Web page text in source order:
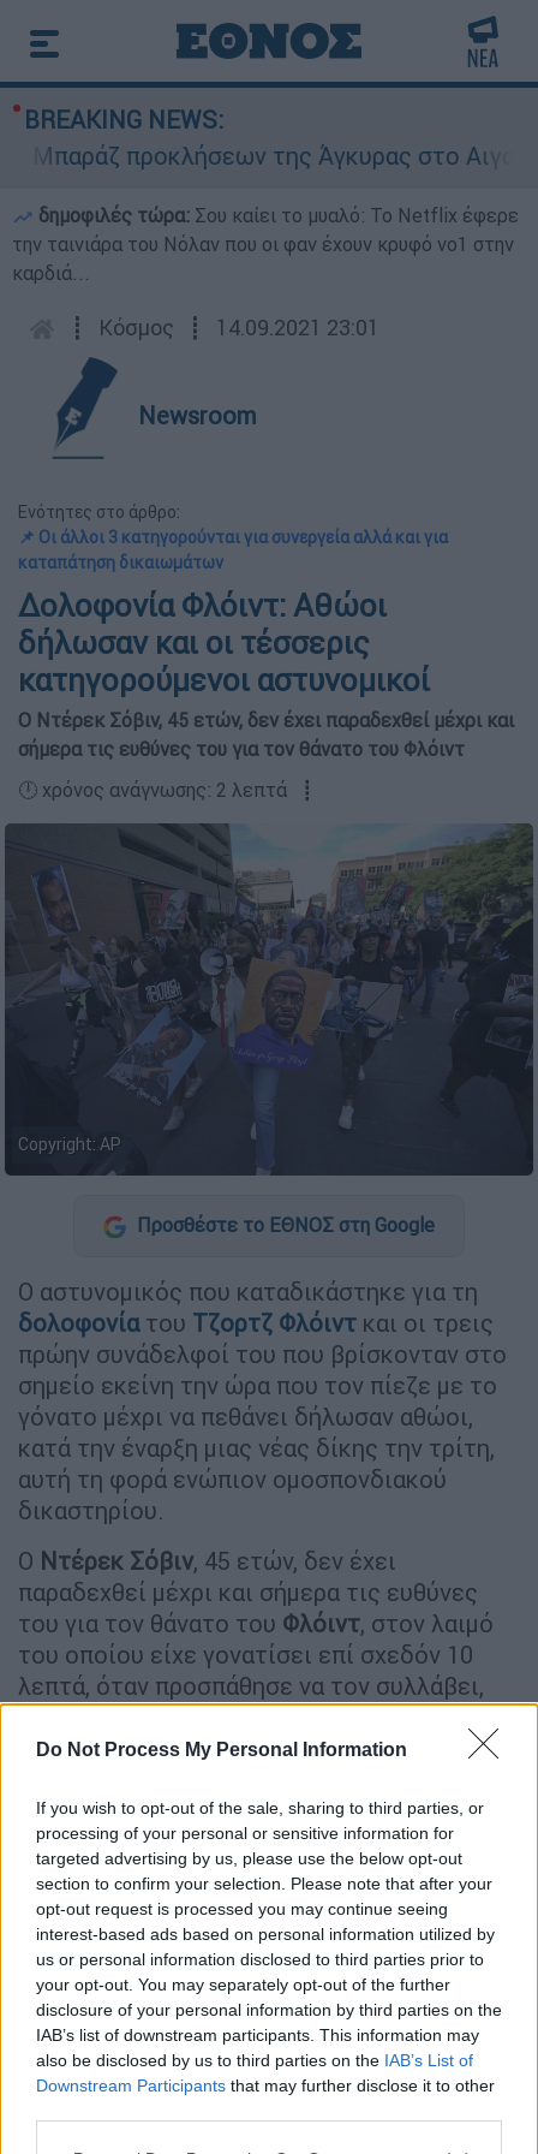
Do Not Process My Personal Information
If you wish to opt-out of the sale, sharing to third parties, or
processing of your personal or sensitive information for
targeted advertising by us, please use the below opt-out
section to confirm your selection. Please note that after your
opt-out request is processed you may continue seeing
interest-based ads based on personal information utilized by
us or personal information disclosed to third parties prior to
your opt-out. You may separately opt-out of the further
disclosure of your personal information by third parties on the
IAB’s list of downstream participants. This information may
also be disclosed by us to third parties on the IAB’s List of
Downstream Participants that may further disclose it to other
BREAKING NEWS:
προκλήσεων της Άγκυρας στο Αιγαίο:
δημοφιλές τώρα: Σου καίει το μυαλό: Το Netflix έφερε
την ταινιάρα του Νόλαν που οι φαν έχουν κρυφό νο1 στην
καρδιά...
┋ Κόσμος ┋ 14.09.2021 23:01
Newsroom
Ενότητες στο άρθρο:
📌 Οι άλλοι 3 κατηγορούνται για συνεργεία αλλά και για
καταπάτηση δικαιωμάτων
Δολοφονία Φλόιντ: Αθώοι
δήλωσαν και οι τέσσερις
κατηγορούμενοι αστυνομικοί
Ο Ντέρεκ Σόβιν, 45 ετών, δεν έχει παραδεχθεί μέχρι και
σήμερα τις ευθύνες του για τον θάνατο του Φλόιντ
🕛 χρόνος ανάγνωσης: 2 λεπτά ┋
Copyright: AP
Προσθέστε το ΕΘΝΟΣ στη Google
Ο αστυνομικός που καταδικάστηκε για τη
δολοφονίατου Τζορτζ Φλόιντ και οι τρεις
πρώην συνάδελφοί του που βρίσκονταν στο
σημείο εκείνη την ώρα που τον πίεζε με το
γόνατο μέχρι να πεθάνει δήλωσαν αθώοι,
κατά την έναρξη μιας νέας δίκης την τρίτη,
αυτή τη φορά ενώπιον ομοσπονδιακού
δικαστηρίου.
Ο Ντέρεκ Σόβιν, 45 ετών, δεν έχει
παραδεχθεί μέχρι και σήμερα τις ευθύνες
του για τον θάνατο του Φλόιντ, στον λαιμό
του οποίου είχε γονατίσει επί σχεδόν 10
λεπτά, όταν προσπάθησε να τον συλλάβει,